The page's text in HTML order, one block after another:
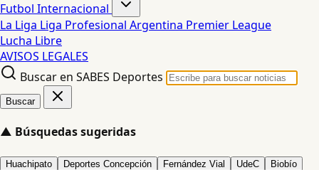
Futbol Internacional
La Liga Liga Profesional Argentina Premier League
Lucha Libre
AVISOS LEGALES
Buscar en SABES Deportes
Buscar
▲ Búsquedas sugeridas
Huachipato Deportes Concepción Fernández Vial UdeC Biobío